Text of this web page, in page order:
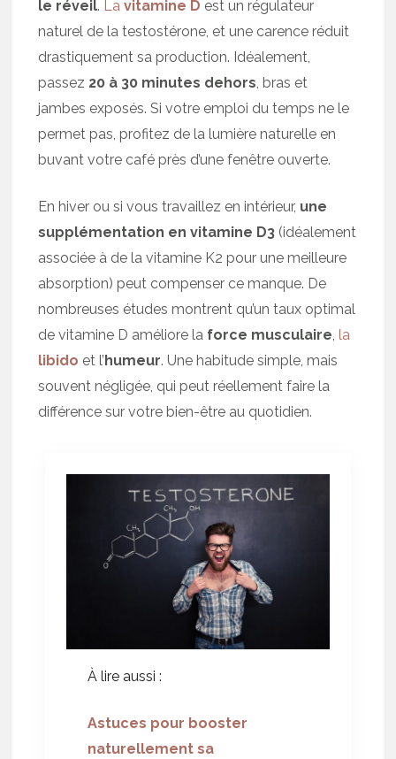
le réveil. Lavitamine D est un régulateur
naturel de la testostérone, et une carence réduit
drastiquement sa production. Idéalement,
passez 20 à 30 minutes dehors, bras et
jambes exposés. Si votre emploi du temps ne le
permet pas, profitez de la lumière naturelle en
buvant votre café près d’une fenêtre ouverte.
En hiver ou si vous travaillez en intérieur, une
supplémentation en vitamine D3 (idéalement
associée à de la vitamine K2 pour une meilleure
absorption) peut compenser ce manque. De
nombreuses études montrent qu’un taux optimal
de vitamine D améliore la force musculaire, la
libido et l’humeur. Une habitude simple, mais
souvent négligée, qui peut réellement faire la
différence sur votre bien-être au quotidien.
À lire aussi :
Astuces pour booster
naturellement sa